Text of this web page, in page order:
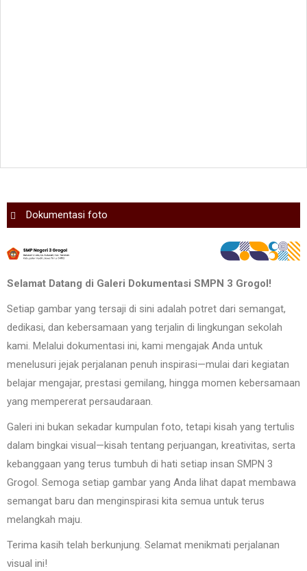
Dokumentasi foto
Selamat Datang di Galeri Dokumentasi SMPN 3 Grogol!
Setiap gambar yang tersaji di sini adalah potret dari semangat,
dedikasi, dan kebersamaan yang terjalin di lingkungan sekolah
kami. Melalui dokumentasi ini, kami mengajak Anda untuk
menelusuri jejak perjalanan penuh inspirasi—mulai dari kegiatan
belajar mengajar, prestasi gemilang, hingga momen kebersamaan
yang mempererat persaudaraan.
Galeri ini bukan sekadar kumpulan foto, tetapi kisah yang tertulis
dalam bingkai visual—kisah tentang perjuangan, kreativitas, serta
kebanggaan yang terus tumbuh di hati setiap insan SMPN 3
Grogol. Semoga setiap gambar yang Anda lihat dapat membawa
semangat baru dan menginspirasi kita semua untuk terus
melangkah maju.
Terima kasih telah berkunjung. Selamat menikmati perjalanan
visual ini!